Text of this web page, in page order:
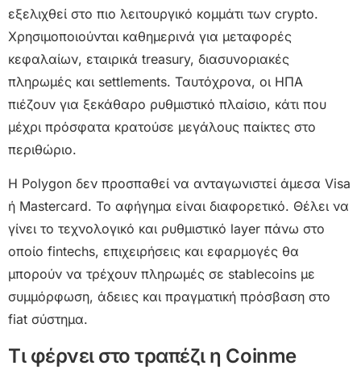
εξελιχθεί στο πιο λειτουργικό κομμάτι των crypto.
Χρησιμοποιούνται καθημερινά για μεταφορές
κεφαλαίων, εταιρικά treasury, διασυνοριακές
πληρωμές και settlements. Ταυτόχρονα, οι ΗΠΑ
πιέζουν για ξεκάθαρο ρυθμιστικό πλαίσιο, κάτι που
μέχρι πρόσφατα κρατούσε μεγάλους παίκτες στο
περιθώριο.
Η Polygon δεν προσπαθεί να ανταγωνιστεί άμεσα Visa
ή Mastercard. Το αφήγημα είναι διαφορετικό. Θέλει να
γίνει το τεχνολογικό και ρυθμιστικό layer πάνω στο
οποίο fintechs, επιχειρήσεις και εφαρμογές θα
μπορούν να τρέχουν πληρωμές σε stablecoins με
συμμόρφωση, άδειες και πραγματική πρόσβαση στο
fiat σύστημα.
Τι φέρνει στο τραπέζι η Coinme